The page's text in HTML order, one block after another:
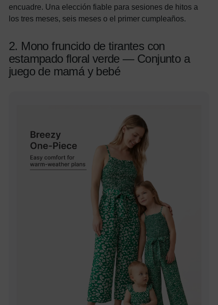
encuadre. Una elección fiable para sesiones de hitos a
los tres meses, seis meses o el primer cumpleaños.
2. Mono fruncido de tirantes con
estampado floral verde — Conjunto a
juego de mamá y bebé